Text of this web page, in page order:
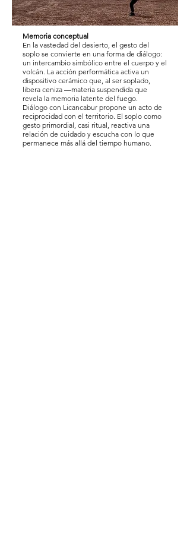
Memoria conceptual
En la vastedad del desierto, el gesto del
soplo se convierte en una forma de diálogo:
un intercambio simbólico entre el cuerpo y el
volcán. La acción performática activa un
dispositivo cerámico que, al ser soplado,
libera ceniza —materia suspendida que
revela la memoria latente del fuego.
Diálogo con Licancabur propone un acto de
reciprocidad con el territorio. El soplo como
gesto primordial, casi ritual, reactiva una
relación de cuidado y escucha con lo que
permanece más allá del tiempo humano.